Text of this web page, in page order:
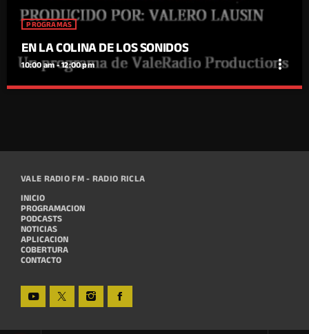
PROGRAMAS
EN LA COLINA DE LOS SONIDOS
10:00 am - 12:00 pm more_vert
VALE RADIO FM - RADIO RICLA
INICIO
PROGRAMACION
PODCASTS
NOTICIAS
APLICACION
COBERTURA
CONTACTO